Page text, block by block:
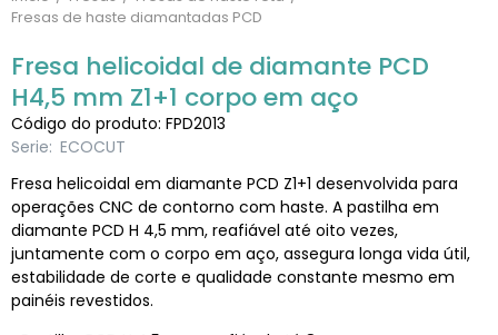
Fresas de haste diamantadas PCD
Fresa helicoidal de diamante PCD
H4,5 mm Z1+1 corpo em aço
Código do produto: FPD2013
Serie: ECOCUT
Fresa helicoidal em diamante PCD Z1+1 desenvolvida para
operações CNC de contorno com haste. A pastilha em
diamante PCD H 4,5 mm, reafiável até oito vezes,
juntamente com o corpo em aço, assegura longa vida útil,
estabilidade de corte e qualidade constante mesmo em
painéis revestidos.